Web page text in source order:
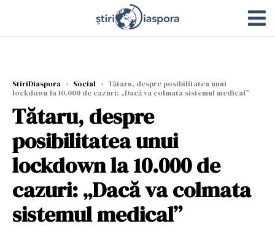
StiriDiaspora › Social › Tătaru, despre posibilitatea unui
lockdown la 10.000 de cazuri: „Dacă va colmata sistemul medical”
Tătaru, despre
posibilitatea unui
lockdown la 10.000 de
cazuri: „Dacă va colmata
sistemul medical”